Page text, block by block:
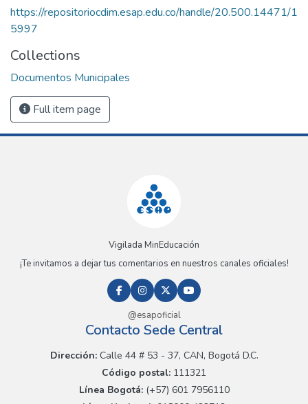
https://repositoriocdim.esap.edu.co/handle/20.500.14471/1
5997
Collections
Documentos Municipales
Full item page
Vigilada MinEducación
¡Te invitamos a dejar tus comentarios en nuestros canales oficiales!
@esapoficial
Contacto Sede Central
Dirección:Calle 44 # 53 - 37, CAN, Bogotá D.C.
Código postal: 111321
Línea Bogotá:(+57) 601 7956110